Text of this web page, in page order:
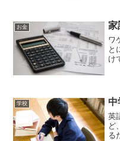
お金 家
ワ
と
け
「
学校 中
英
ど
る